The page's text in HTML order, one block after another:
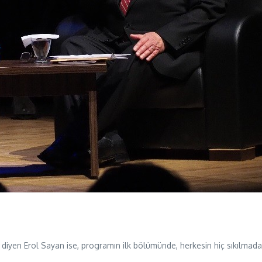
Erol Sayan ise, programın ilk bölümünde, herkesin hiç